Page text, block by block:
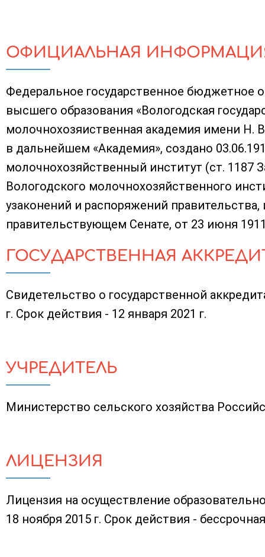
ОФИЦИАЛЬНАЯ
Федеральное государственное бюджетное
высшего образования «Вологодская
молочнохозяиственная академия имени Н.
в дальнейшем «Академия», создано
молочнохозяйственный институт (ст. 1187
Вологодского молочнохозяйственного
узаконений и распоряжений
правительствующем Сенате, от 23 июня
ГОСУДАРСТВЕННАЯ
Свидетельство о государственной
г. Срок действия - 12 января 2021 г.
УЧРЕДИТЕЛЬ
Министерство сельского хозяйства
ЛИЦЕНЗИЯ
Лицензия на осуществление
18 ноября 2015 г. Срок действия -